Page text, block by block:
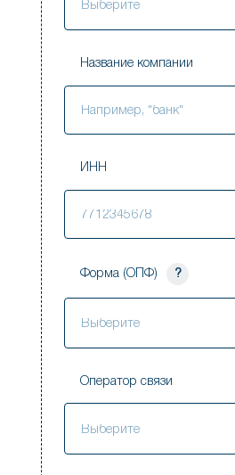
Название компании
ИНН
Форма (ОПФ) ?
Оператор связи